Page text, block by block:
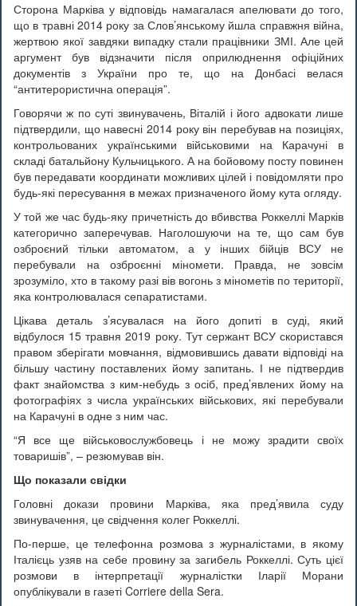
Сторона Марківа у відповідь намагалася апелювати до того,
що в травні 2014 року за Слов’янському йшла справжня війна,
жертвою якої завдяки випадку стали працівники ЗМІ. Але цей
аргумент був відзначити після оприлюднення офіційних
документів з України про те, що на Донбасі велася
“антитерористична операція”.
Говорячи ж по суті звинувачень, Віталій і його адвокати лише
підтвердили, що навесні 2014 року він перебував на позиціях,
контрольованих українськими військовими на Карачуні в
складі батальйону Кульчицького. А на бойовому посту повинен
був передавати координати можливих цілей і повідомляти про
будь-які пересування в межах призначеного йому кута огляду.
У той же час будь-яку причетність до вбивства Роккеллі Марків
категорично заперечував. Наголошуючи на те, що сам був
озброєний тільки автоматом, а у інших бійців ВСУ не
перебували на озброєнні міномети. Правда, не зовсім
зрозуміло, хто в такому разі вів вогонь з мінометів по території,
яка контролювалася сепаратистами.
Цікава деталь з’ясувалася на його допиті в суді, який
відбулося 15 травня 2019 року. Тут сержант ВСУ скористався
правом зберігати мовчання, відмовившись давати відповіді на
більшу частину поставлених йому запитань. І не підтвердив
факт знайомства з ким-небудь з осіб, пред’явлених йому на
фотографіях з числа українських військових, які перебували
на Карачуні в одне з ним час.
“Я все ще військовослужбовець і не можу зрадити своїх
товаришів”, – резюмував він.
Що показали свідки
Головні докази провини Марківа, яка пред’явила суду
звинувачення, це свідчення колег Роккеллі.
По-перше, це телефонна розмова з журналістами, в якому
Італієць узяв на себе провину за загибель Роккеллі. Суть цієї
розмови в інтерпретації журналістки Іларії Морани
опублікували в газеті Corriere della Sera.